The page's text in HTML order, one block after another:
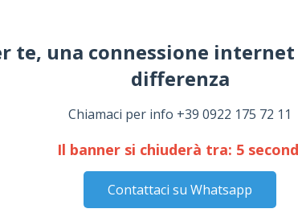
te, una connessione
differenza​
Chiamaci per info +39 0922 175 72 11
Il banner si chiuderà tra: 4
Contattaci su Whatsapp